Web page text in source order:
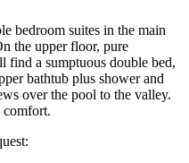
bedroom suites in the main
the upper floor, pure
a sumptuous double bed,
bathtub plus shower and
over the pool to the valley.
comfort.